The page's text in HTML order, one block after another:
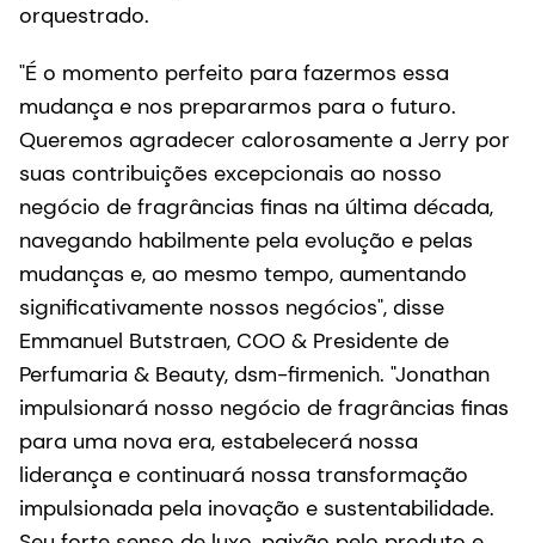
orquestrado.
"É o momento perfeito para fazermos essa
mudança e nos prepararmos para o futuro.
Queremos agradecer calorosamente a Jerry por
suas contribuições excepcionais ao nosso
negócio de fragrâncias finas na última década,
navegando habilmente pela evolução e pelas
mudanças e, ao mesmo tempo, aumentando
significativamente nossos negócios", disse
Emmanuel Butstraen, COO & Presidente de
Perfumaria & Beauty, dsm-firmenich. "Jonathan
impulsionará nosso negócio de fragrâncias finas
para uma nova era, estabelecerá nossa
liderança e continuará nossa transformação
impulsionada pela inovação e sustentabilidade.